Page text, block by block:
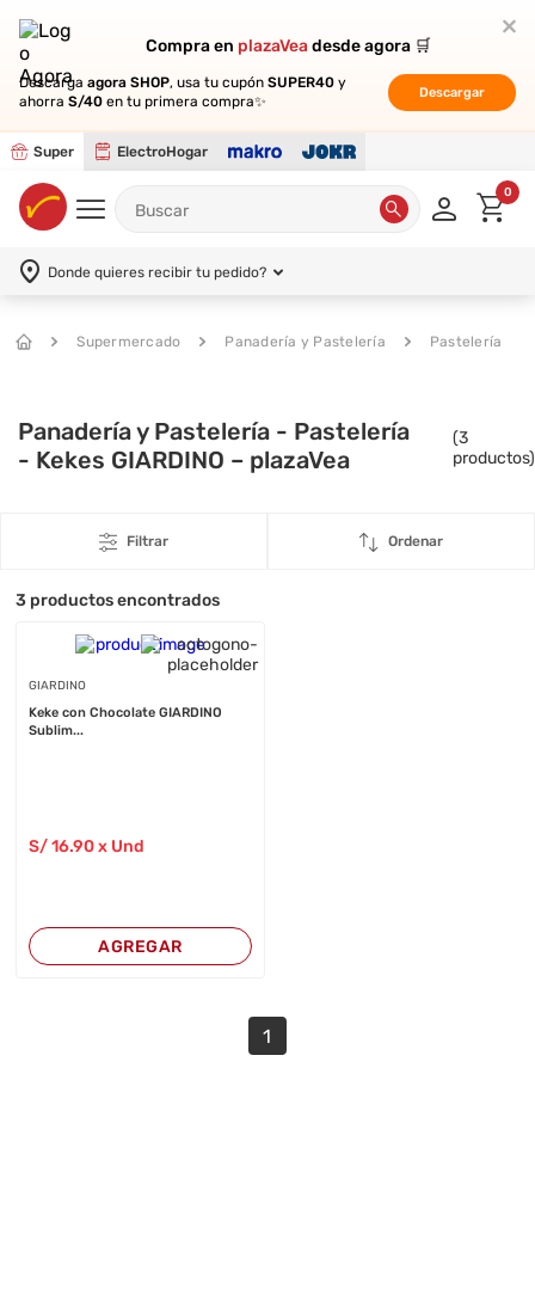
Compra en plazaVeadesde agora 🛒
Descarga agora SHOP, usa tu cupón SUPER40 y
ahorra S/40 en tu primera compra✨
Descargar
Super ElectroHogar
Compra en plazaVeadesde agora 🛒
Descarga agora SHOP, usa tu cupón SUPER40 y
ahorra S/40 en tu primera compra✨
Descargar
0
Donde quieres recibir tu pedido?
Supermercado Panadería y Pastelería Pastelería
Panadería y Pastelería - Pastelería
- Kekes GIARDINO – plazaVea
(3
productos)
Filtrar Ordenar
3 productos encontrados
GIARDINO
Keke con Chocolate GIARDINO
Sublim...
S/16.90 x Und
AGREGAR
1